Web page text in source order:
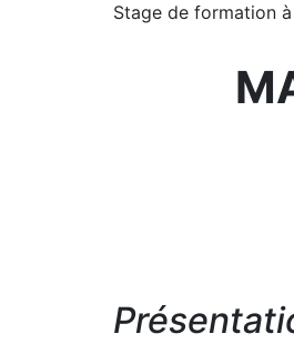
Stage de formation